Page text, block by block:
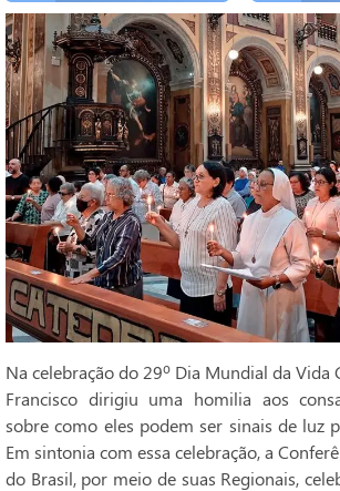
Na celebração do 29º Dia Mundial da Vida
Francisco dirigiu uma homilia aos
sobre como eles podem ser sinais de luz
Em sintonia com essa celebração, a
do Brasil, por meio de suas Regionais,